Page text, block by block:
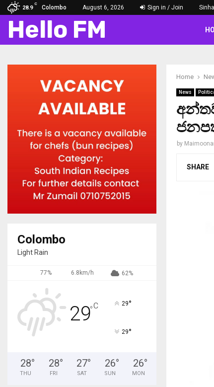
28.9
C
Colombo August 6, 2026 Sign in / Join
Hello FM
Home
News
by
SHARE
Colombo
Light Rain
77% 6.8km/h 62%
29°C 29°
29°
28°
THU
28°
FRI
27°
SAT
26°
SUN
26°
MON